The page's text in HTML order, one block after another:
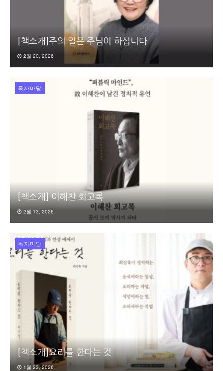
[책소개]주의 일은 주님이 하십니다
2월 20, 2026
독자마당
[책소개] 이해찬 회고록
2월 13, 2026
독자마당
[책소개]요리를 한다는 것
1월 23, 2026